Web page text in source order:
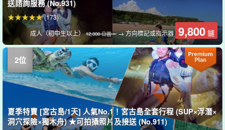
送諮詢服務 (No.931)
成人（初中生以上）12,000 日圓。→ 方向標記或指示器 9,800 鑢
(173)
夏季特賣 [宮古島/1天] 人氣No.1！宮古島全套行程 (SUP×浮潛×
洞穴探險×獨木舟) ★可拍攝照片及接送 (No.911)